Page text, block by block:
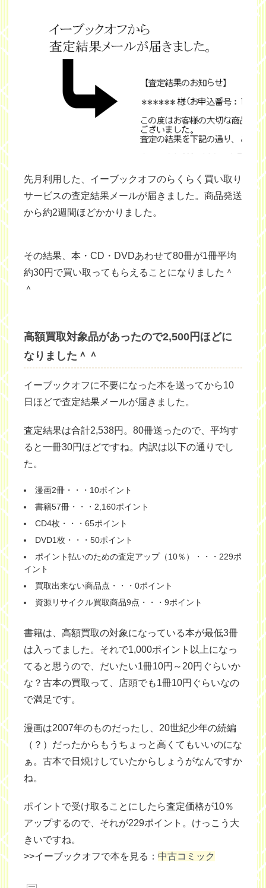
先月利用した、イーブックオフのらくらく買い取り
サービスの査定結果メールが届きました。商品発送
から約2週間ほどかかりました。
その結果、本・CD・DVDあわせて80冊が1冊平均
約30円で買い取ってもらえることになりました＾
＾
高額買取対象品があったので2,500円ほどに
なりました＾＾
イーブックオフに不要になった本を送ってから10
日ほどで査定結果メールが届きました。
査定結果は合計2,538円。80冊送ったので、平均す
ると一冊30円ほどですね。内訳は以下の通りでし
た。
漫画2冊・・・10ポイント
書籍57冊・・・2,160ポイント
CD4枚・・・65ポイント
DVD1枚・・・50ポイント
ポイント払いのための査定アップ（10％）・・・229ポ
イント
買取出来ない商品点・・・0ポイント
資源リサイクル買取商品9点・・・9ポイント
書籍は、高額買取の対象になっている本が最低3冊
は入ってました。それで1,000ポイント以上になっ
てると思うので、だいたい1冊10円～20円ぐらいか
な？古本の買取って、店頭でも1冊10円ぐらいなの
で満足です。
漫画は2007年のものだったし、20世紀少年の続編
（？）だったからもうちょっと高くてもいいのにな
ぁ。古本で日焼けしていたからしょうがなんですか
ね。
ポイントで受け取ることにしたら査定価格が10％
アップするので、それが229ポイント。けっこう大
きいですね。
>>イーブックオフで本を見る： 中古コミック